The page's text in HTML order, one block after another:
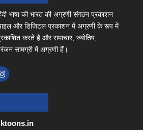
भाषा की भारत की अग्रणी संगठन प्रकाशन
और डिजिटल प्रकाशन में अग्रणी के रूप में
करते है और समाचार, ज्योतिष,
सामग्री में अग्रणी हैं।